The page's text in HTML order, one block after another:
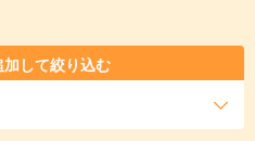
して絞り込む